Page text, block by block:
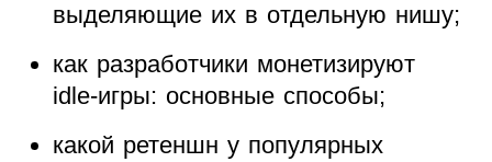
выделяющие их в отдельную нишу;
как разработчики монетизируют
idle-игры: основные способы;
какой ретеншн у популярных